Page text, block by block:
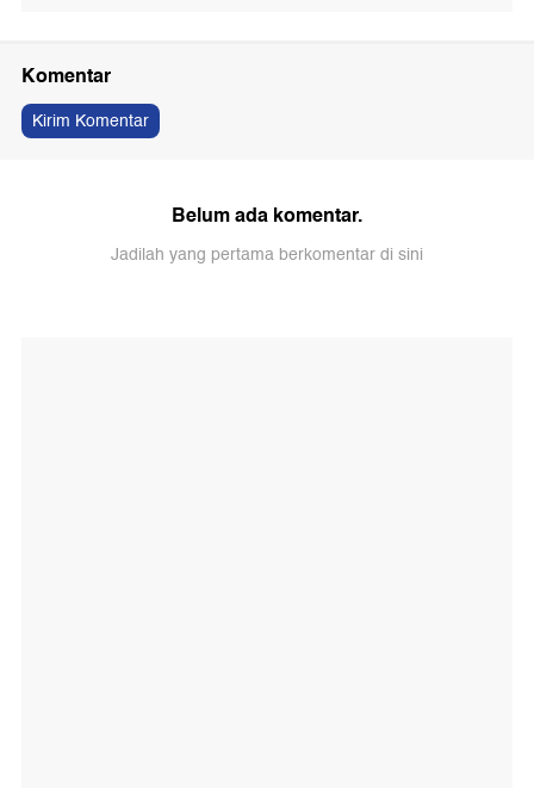
Komentar
Kirim Komentar
Belum ada komentar.
Jadilah yang pertama berkomentar di sini